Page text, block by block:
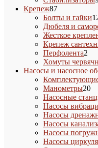
Крепеж8787
товаров
Болты и гайки
Дюбеля и
Жесткое
Крепеж
Перфолента2
Хомуты
Насосы и насосное
Манометры2020
Насосные
Насосы
Насосы
Насосы
Насосы
Насосы